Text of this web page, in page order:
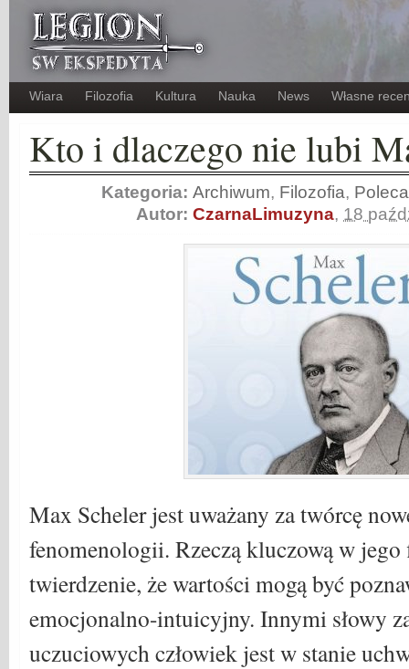
Wiara Filozofia Kultura Nauka News Własne
Kto i dlaczego nie lubi
Kategoria:Archiwum, Filozofia,
Autor:CzarnaLimuzyna, 18
Max Scheler jest uważany za twórcę
fenomenologii. Rzeczą kluczową w
twierdzenie, że wartości mogą być
emocjonalno-intuicyjny. Innymi słowy
uczuciowych człowiek jest w stanie